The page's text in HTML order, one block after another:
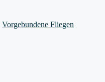
Vorgebundene Fliegen